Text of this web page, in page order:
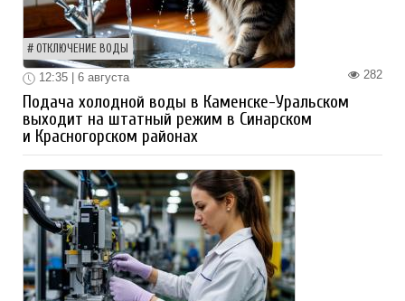
ОТКЛЮЧЕНИЕ ВОДЫ
282
12:35 | 6 августа
Подача холодной воды в Каменске-Уральском
выходит на штатный режим в Синарском
и Красногорском районах